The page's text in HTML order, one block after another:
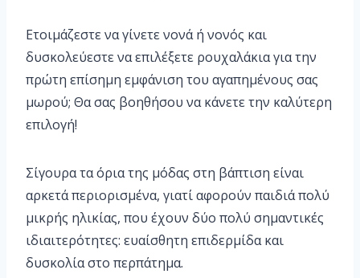
Ετοιμάζεστε να γίνετε νονά ή νονός και
δυσκολεύεστε να επιλέξετε ρουχαλάκια για την
πρώτη επίσημη εμφάνιση του αγαπημένους σας
μωρού; Θα σας βοηθήσου να κάνετε την καλύτερη
επιλογή!
Σίγουρα τα όρια της μόδας στη βάπτιση είναι
αρκετά περιορισμένα, γιατί αφορούν παιδιά πολύ
μικρής ηλικίας, που έχουν δύο πολύ σημαντικές
ιδιαιτερότητες: ευαίσθητη επιδερμίδα και
δυσκολία στο περπάτημα.